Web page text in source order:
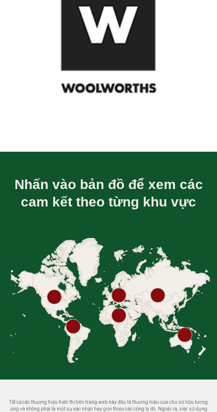
Nhấn vào bản đồ để xem các
cam kết theo từng khu vực
Tất cả các thương hiệu hiển thị trên trang web này đều là thương hiệu của chủ sở hữu tương
ứng và không phải là một sự xác nhận hay giới thiệu các công ty đó. Ngoài ra, việc sử dụng